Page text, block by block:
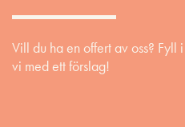
Vill du ha en offert av oss?
vi med ett förslag!